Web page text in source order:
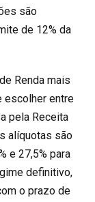
são
de 12% da
Renda mais
escolher entre
pela Receita
alíquotas são
e 27,5% para
definitivo,
o prazo de